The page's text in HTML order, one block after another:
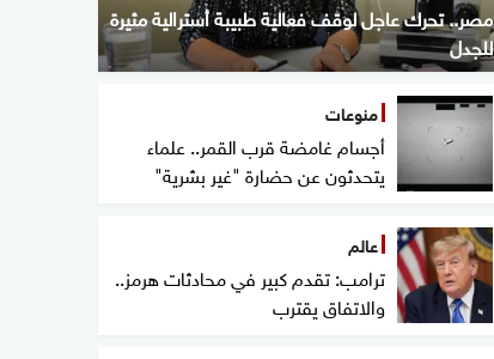
مصر.. تحرك عاجل لوقف فعالية طبيبة أسترالية مثيرة
للجدل
منوعات
أجسام غامضة قرب القمر.. علماء
يتحدثون عن حضارة "غير بشرية"
عالم
ترامب: تقدم كبير في محادثات هرمز..
والاتفاق يقترب